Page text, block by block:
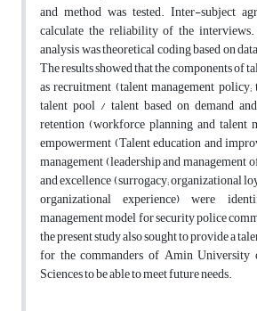
and method was tested. Inter-subject
calculate the reliability of the
analysis was theoretical coding based on
The results showed that the components of
as recruitment (talent management
talent pool / talent based on demand
retention (workforce planning and talent
empowerment (Talent education and
management (leadership and management
and excellence (surrogacy; organizational
organizational experience) were
management model for security police
the present study also sought to provide a
for the commanders of Amin
Sciences to be able to meet future needs.